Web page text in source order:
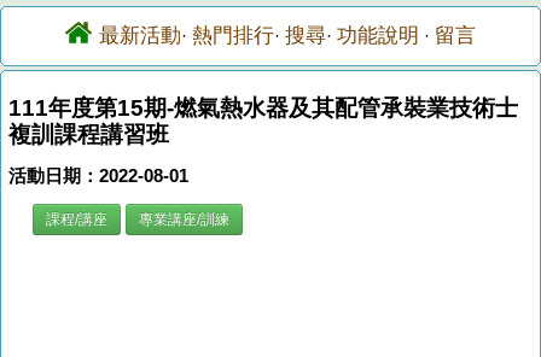
最新活動· 熱門排行· 搜尋· 功能說明 · 留言
111年度第15期-燃氣熱水器及其配管承裝業技術士
複訓課程講習班
活動日期：2022-08-01
課程/講座 專業講座/訓練